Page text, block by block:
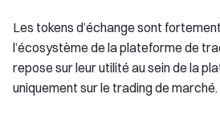
Les tokens d’échange sont
l’écosystème de la plateforme de
repose sur leur utilité au sein de la
uniquement sur le trading de marché.